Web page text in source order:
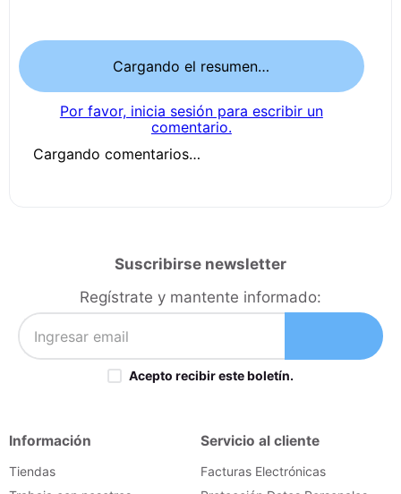
Cargando el resumen…
Por favor, inicia sesión para escribir un
comentario.
Cargando comentarios…
Suscribirse newsletter
Regístrate y mantente informado:
Acepto recibir este boletín.
Información
Tiendas
Servicio al cliente
Facturas Electrónicas